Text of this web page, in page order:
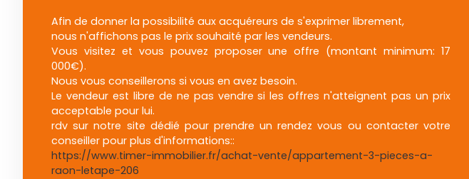
Afin de donner la possibilité aux acquéreurs de s'exprimer librement,
nous n'affichons pas le prix souhaité par les vendeurs.
Vous visitez et vous pouvez proposer une offre (montant minimum: 17
000€).
Nous vous conseillerons si vous en avez besoin.
Le vendeur est libre de ne pas vendre si les offres n'atteignent pas un prix
acceptable pour lui.
rdv sur notre site dédié pour prendre un rendez vous ou contacter votre
conseiller pour plus d'informations::
https://www.timer-immobilier.fr/achat-vente/appartement-3-pieces-a-
raon-letape-206